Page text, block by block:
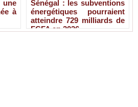
une
à
Sénégal : les subventions
énergétiques pourraient
atteindre 729 milliards de
FCFA en 2026